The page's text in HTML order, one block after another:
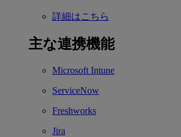
詳細はこちら
主な連携機能
Microsoft Intune
ServiceNow
Freshworks
Jira